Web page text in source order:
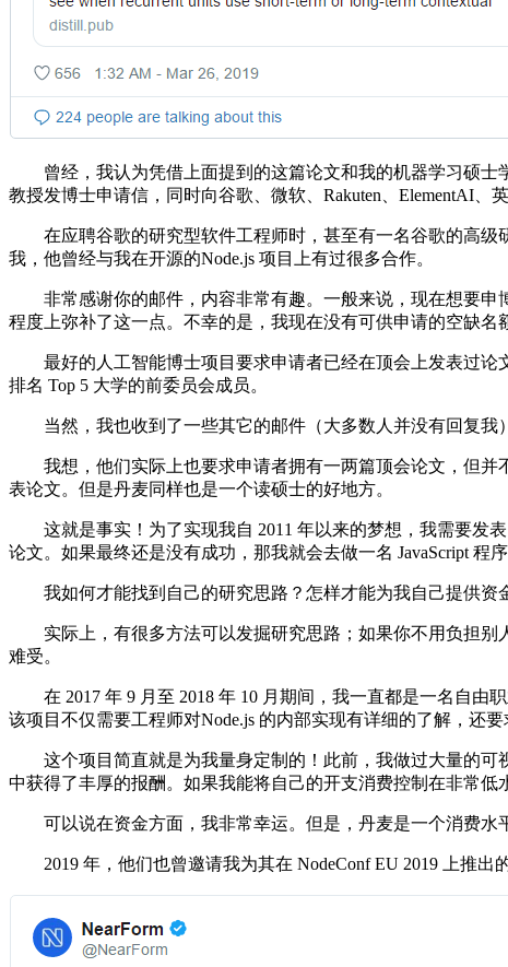
曾经，我认为凭借上面提到的这篇论文和我的机器学习硕士
教授发博士申请信，同时向谷歌、微软、Rakuten、ElementAI、
在应聘谷歌的研究型软件工程师时，甚至有一名谷歌的高级
我，他曾经与我在开源的Node.js 项目上有过很多合作。
非常感谢你的邮件，内容非常有趣。一般来说，现在想要申
程度上弥补了这一点。不幸的是，我现在没有可供申请的空缺
最好的人工智能博士项目要求申请者已经在顶会上发表过论
排名 Top 5 大学的前委员会成员。
当然，我也收到了一些其它的邮件（大多数人并没有回复我
我想，他们实际上也要求申请者拥有一两篇顶会论文，但并
表论文。但是丹麦同样也是一个读硕士的好地方。
这就是事实！为了实现我自 2011 年以来的梦想，我需要发表
论文。如果最终还是没有成功，那我就会去做一名 JavaScript 程序
我如何才能找到自己的研究思路？怎样才能为我自己提供资
实际上，有很多方法可以发掘研究思路；如果你不用负担别
难受。
在 2017 年 9 月至 2018 年 10 月期间，我一直都是一名自由职
该项目不仅需要工程师对Node.js 的内部实现有详细的了解，还
这个项目简直就是为我量身定制的！此前，我做过大量的可
中获得了丰厚的报酬。如果我能将自己的开支消费控制在非常低
可以说在资金方面，我非常幸运。但是，丹麦是一个消费水
2019 年，他们也曾邀请我为其在 NodeConf EU 2019 上推出